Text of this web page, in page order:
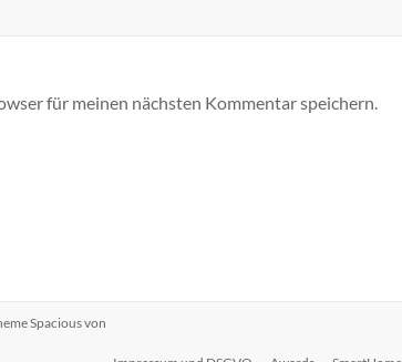
für meinen nächsten Kommentar speichern.
Spaciousvon